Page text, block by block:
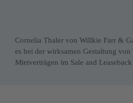
Cornelia Thaler von Willkie Farr &
es bei der wirksamen Gestaltung
Mietverträgen im Sale and